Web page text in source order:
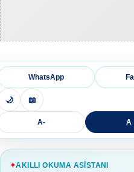
WhatsApp
🌙 📖
A- A
AKILLI OKUMA ASISTANI